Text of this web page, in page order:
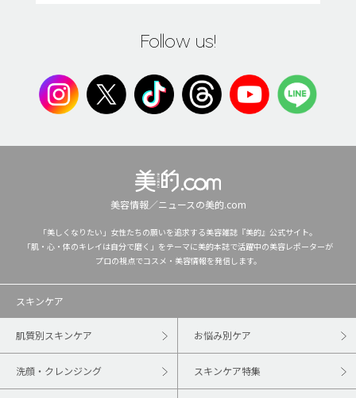
Follow us!
美容情報／ニュースの美的.com
「美しくなりたい」女性たちの願いを追求する美容雑誌『美的』公式サイト。
「肌・心・体のキレイは自分で磨く」をテーマに美的本誌で活躍中の美容レポーターが
プロの視点でコスメ・美容情報を発信します。
スキンケア
肌質別スキンケア お悩み別ケア
洗顔・クレンジング スキンケア特集